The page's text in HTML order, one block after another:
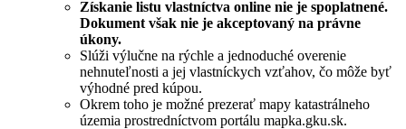
Získanie listu vlastníctva online nie je spoplatnené.
Dokument však nie je akceptovaný na právne
úkony.
Slúži výlučne na rýchle a jednoduché overenie
nehnuteľnosti a jej vlastníckych vzťahov, čo môže byť
výhodné pred kúpou.
Okrem toho je možné prezerať mapy katastrálneho
územia prostredníctvom portálu mapka.gku.sk.